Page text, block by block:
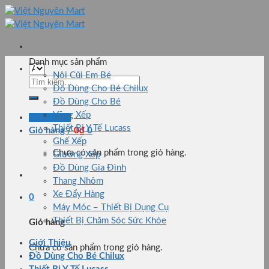
Skip
to
Tìm
kiếm:
Đăng nhập
Giỏ hàng /0₫ 0
Chưa có sản phẩm trong giỏ hàng.
0
Giỏ hàng
Chưa có sản phẩm trong giỏ hàng.
Danh mục sản phẩm
Nôi Cũi Em Bé
Đồ Dùng Cho Bé Chilux
Đồ Dùng Cho Bé
Võng Xếp
Thiết Bị Y Tế Lucass
Ghế Xếp
Giường Xếp
Đồ Dùng Gia Đình
Thang Nhôm
Xe Đẩy Hàng
Máy Móc – Thiết Bị Dụng Cụ
Thiết Bị Chăm Sóc Sức Khỏe
Giới Thiệu
Đồ Dùng Cho Bé Chilux